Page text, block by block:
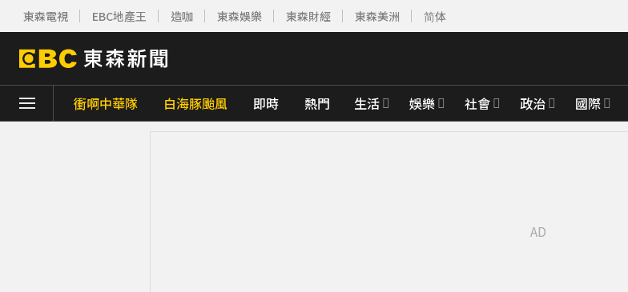
東森電視 EBC地產王 造咖 東森娛樂 東森財經 東森美洲 简体
衝啊中華隊 白海豚颱風 即時 熱門 生活 娛樂 社會 政治 國際